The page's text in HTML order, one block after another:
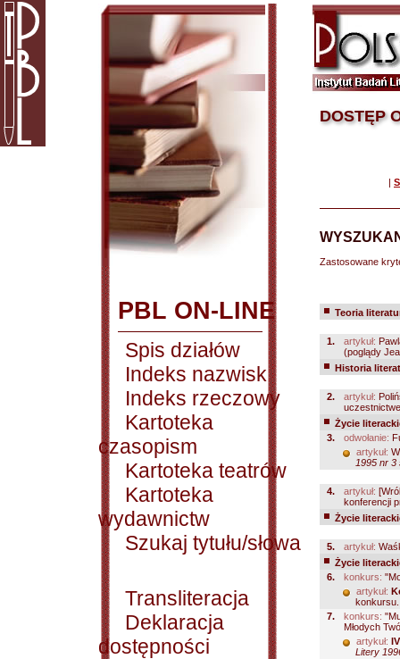
PBL ON-LINE
Spis działów
Indeks nazwisk
Indeks rzeczowy
Kartoteka
czasopism
Kartoteka teatrów
Kartoteka
wydawnictw
Szukaj tytułu/słowa
Transliteracja
Deklaracja
dostępności
DOSTĘP
|
Zastosowane
Teoria
1. artykuł:
(poglądy
Historia
2. artykuł:
Życie
3.
odwołanie:
artykuł:
1995 nr 3
4. artykuł:
konferencji
Życie
5. artykuł:
Życie
6.
konkurs:
artykuł:
7.
konkurs:
Młodych
artykuł:
Litery